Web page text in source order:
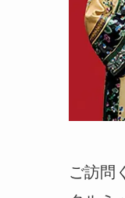
ご訪問